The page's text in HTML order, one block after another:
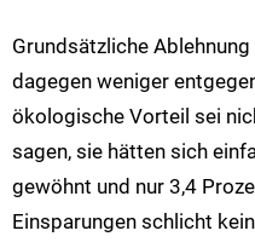
Grundsätzliche
dagegen weniger
ökologische Vorteil sei
sagen, sie hätten sich
gewöhnt und nur 3,4
Einsparungen schlicht